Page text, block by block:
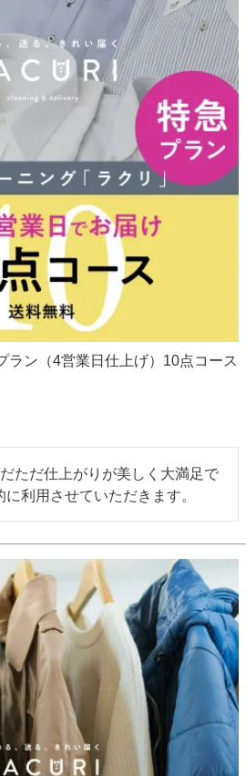
ラン（4営業日仕上げ）10点コース
ただ仕上がりが美しく大満足で
利用させていただきます。